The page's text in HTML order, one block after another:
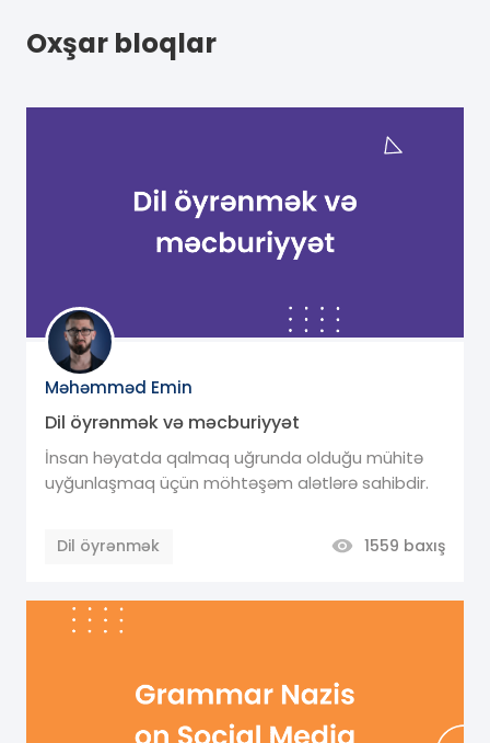
Oxşar bloqlar
Məhəmməd Emin
Dil öyrənmək və məcburiyyət
İnsan həyatda qalmaq uğrunda olduğu mühitə
uyğunlaşmaq üçün möhtəşəm alətlərə sahibdir.
Dil öyrənmək 1559 baxış